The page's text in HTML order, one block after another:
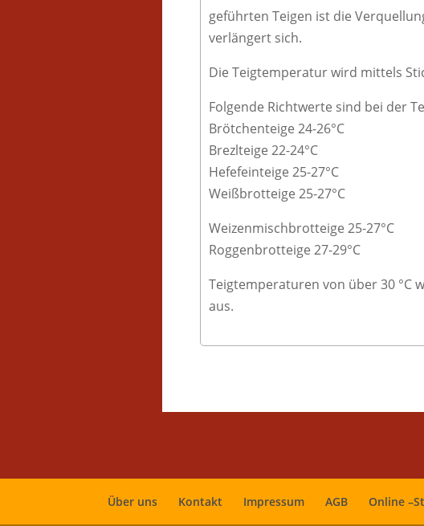
geführten Teigen ist die
verlängert sich.
Die Teigtemperatur wird mittels
Folgende Richtwerte sind bei der
Brötchenteige 24-26°C
Brezlteige 22-24°C
Hefefeinteige 25-27°C
Weißbrotteige 25-27°C
Weizenmischbrotteige 25-27°C
Roggenbrotteige 27-29°C
Teigtemperaturen von über 30 °C
aus.
Über uns Kontakt Impressum AGB Online